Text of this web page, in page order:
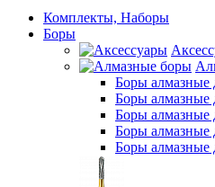
Комплекты, Наборы
Боры
Боры
Боры
Боры алмазные
Боры
Боры